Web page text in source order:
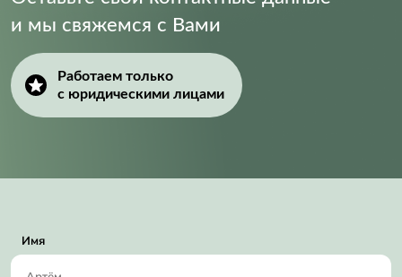
Supply Voltage (Min): 2.7 V
и мы свяжемся с Вами
Работаем только
с юридическими лицами
Имя